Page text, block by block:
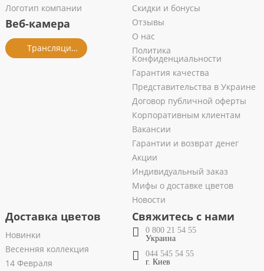
Логотип компании
Веб-камера
Трансляция из салона
Скидки и бонусы
Отзывы
О нас
Политика
Конфиденциальности
Гарантия качества
Представительства в Украине
Договор публичной оферты
Корпоративным клиентам
Вакансии
Гарантии и возврат денег
Акции
Индивидуальный заказ
Мифы о доставке цветов
Новости
Доставка цветов
Новинки
Весенняя коллекция
14 Февраля
Свяжитесь с нами
0 800 21 54 55
Украина
044 545 54 55
г. Киев